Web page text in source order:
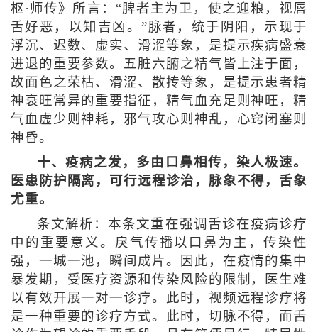
枢·师传》所言：“脾者主为卫，使之迎粮，视唇
舌好恶，以知吉凶。”脉者，统于阴阳，示现于
浮沉、迟数、虚实、滑涩等象，是提示疾病盛衰
进退的重要参数。五脏六腑之精气皆上注于面，
故面色之荣枯、滑涩、散抟等象，是提示患者精
神衰旺常异的重要指征，精气血充足则神旺，精
气血虚少则神耗，邪气攻心则神乱，心窍闭塞则
神昏。
十、疫病之发，多由口鼻相传，染人极速。
医患防护隔离，可行远程诊治，脉象不得，舌象
尤重。
条文解析：本条文重在强调舌诊在疫病诊疗
中的重要意义。戾气传播以口鼻为主，传染性
强，一城一池，瞬间成片。因此，在疫情的集中
暴发期，受医疗资源和传染风险的限制，医生难
以有效开展一对一诊疗。此时，视频远程诊疗将
是一种重要的诊疗方式。此时，切脉不得，而舌